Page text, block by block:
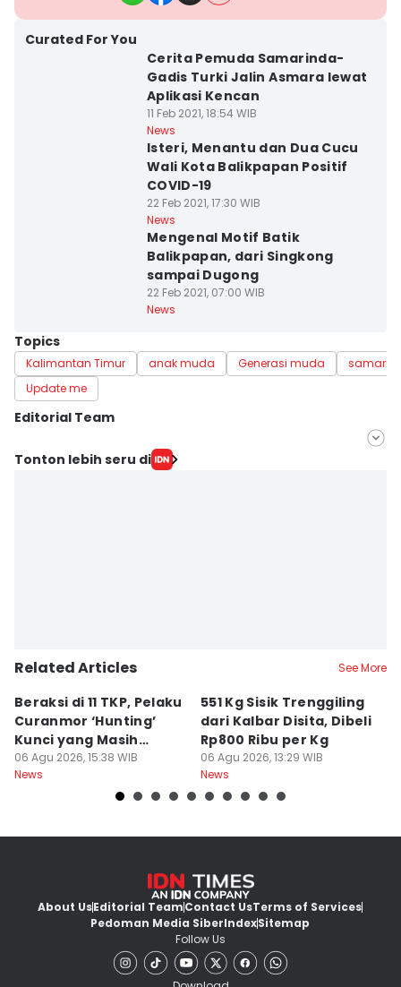
Curated For You
Cerita Pemuda Samarinda-
Gadis Turki Jalin Asmara lewat
Aplikasi Kencan
11 Feb 2021, 18:54 WIB
News
Isteri, Menantu dan Dua Cucu
Wali Kota Balikpapan Positif
COVID-19
22 Feb 2021, 17:30 WIB
News
Mengenal Motif Batik
Balikpapan, dari Singkong
sampai Dugong
22 Feb 2021, 07:00 WIB
News
Topics
Kalimantan Timur anak muda Generasi muda
Update me
Editorial Team
Editor
Tonton lebih seru di
Related Articles See More
Beraksi di 11 TKP, Pelaku
Curanmor ‘Hunting’
Kunci yang Masih
Menempel
06 Agu 2026, 15:38 WIB
News
551 Kg Sisik Trenggiling
dari Kalbar Disita, Dibeli
Rp800 Ribu per Kg
06 Agu 2026, 13:29 WIB
News
About UsEditorial TeamContact UsTerms of Services
Pedoman Media SiberIndexSitemap
Follow Us